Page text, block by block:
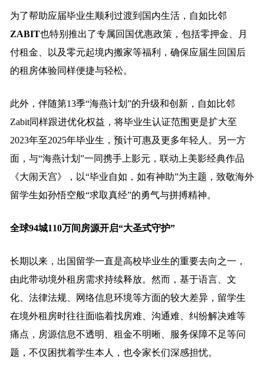
为了帮助应届毕业生顺利过渡到国内生活，自如比邻
ZABIT也特别推出了专属回国优惠政策，包括零押金、月
付租金、以及零元起境内搬家等福利，确保应届生回国后
的租房体验同样便捷与轻松。
此外，伴随第13季“海燕计划”的升级和创新，自如比邻
Zabit同样跟进优化权益，将毕业生认证范围更是扩大至
2023年至2025年毕业生，预计可惠及更多年轻人。另一方
面，与“海燕计划”一同携手上影元，联动上美影经典作品
《大闹天宫》，以“毕业自如，如有神助”为主题，致敬海外
留学生如孙悟空般“求取真经”的勇气与拼搏精神。
全球94城110万间房源开启“大圣式守护”
长期以来，出国留学一直是高校毕业生的重要去向之一，
由此带动境外租房需求持续释放。然而，基于语言、文
化、法律法规、网络信息环境等方面的较大差异，留学生
在境外租房时往往面临着找房难、沟通难、纠纷解决难等
痛点，房源信息不透明、租金不明晰、服务保障不足等问
题，不仅困扰着学生本人，也令家长们深感担忧。